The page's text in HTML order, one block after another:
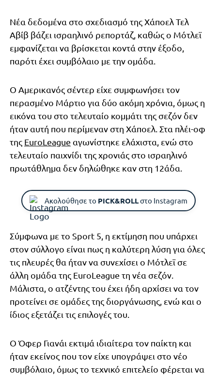
Νέα δεδομένα στο σχεδιασμό της Χάποελ Τελ
Αβίβ βάζει ισραηλινό ρεπορτάζ, καθώς ο Μότλεϊ
εμφανίζεται να βρίσκεται κοντά στην έξοδο,
παρότι έχει συμβόλαιο με την ομάδα.
Ο Αμερικανός σέντερ είχε συμφωνήσει τον
περασμένο Μάρτιο για δύο ακόμη χρόνια, όμως η
εικόνα του στο τελευταίο κομμάτι της σεζόν δεν
ήταν αυτή που περίμεναν στη Χάποελ. Στα πλέι-οφ
της EuroLeague αγωνίστηκε ελάχιστα, ενώ στο
τελευταίο παιχνίδι της χρονιάς στο ισραηλινό
πρωτάθλημα δεν δηλώθηκε καν στη 12άδα.
Ακολούθησε το PICK&ROLLστο Instagram
Σύμφωνα με το Sport 5, η εκτίμηση που υπάρχει
στον σύλλογο είναι πως η καλύτερη λύση για όλες
τις πλευρές θα ήταν να συνεχίσει ο Μότλεϊ σε
άλλη ομάδα της EuroLeague τη νέα σεζόν.
Μάλιστα, ο ατζέντης του έχει ήδη αρχίσει να τον
προτείνει σε ομάδες της διοργάνωσης, ενώ και ο
ίδιος εξετάζει τις επιλογές του.
Ο Όφερ Γιανάι εκτιμά ιδιαίτερα τον παίκτη και
ήταν εκείνος που τον είχε υπογράψει στο νέο
συμβόλαιο, όμως το τεχνικό επιτελείο φέρεται να